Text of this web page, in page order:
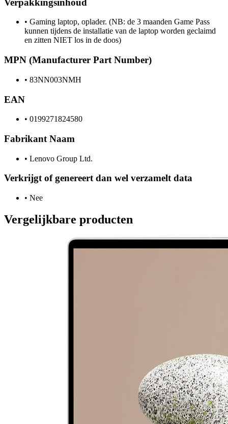
• Gaming laptop, oplader. (NB: de 3 maanden Game Pass
kunnen tijdens de installatie van de laptop worden geclaimd
en zitten NIET los in de doos)
MPN (Manufacturer Part Number)
• 83NN003NMH
EAN
• 0199271824580
Fabrikant Naam
• Lenovo Group Ltd.
Verkrijgt of genereert dan wel verzamelt data
• Nee
Vergelijkbare producten